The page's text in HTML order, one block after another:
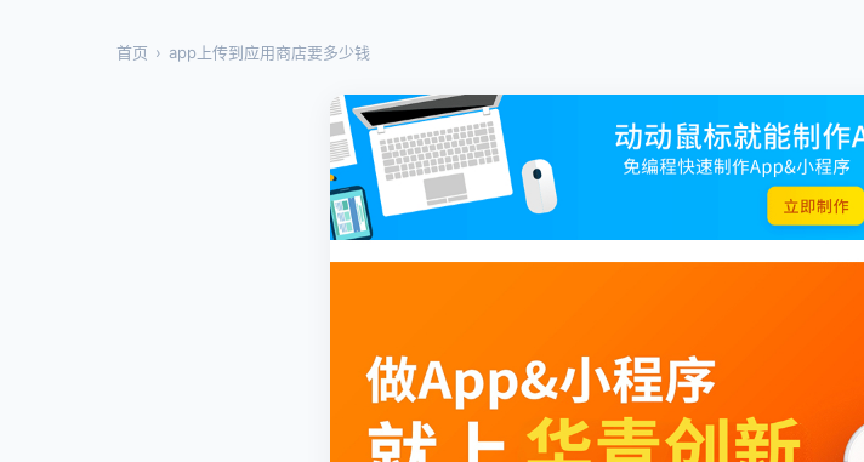
首页 › app上传到应用商店要多少钱